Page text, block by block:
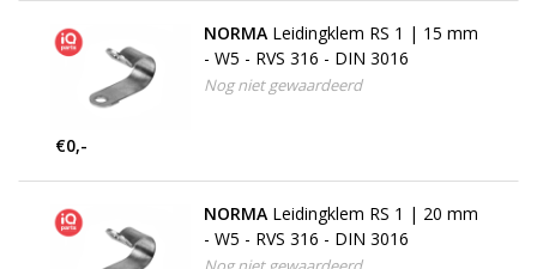
NORMA Leidingklem RS 1 | 15 mm
- W5 - RVS 316 - DIN 3016
Nog niet gewaardeerd
€0,-
NORMA Leidingklem RS 1 | 20 mm
- W5 - RVS 316 - DIN 3016